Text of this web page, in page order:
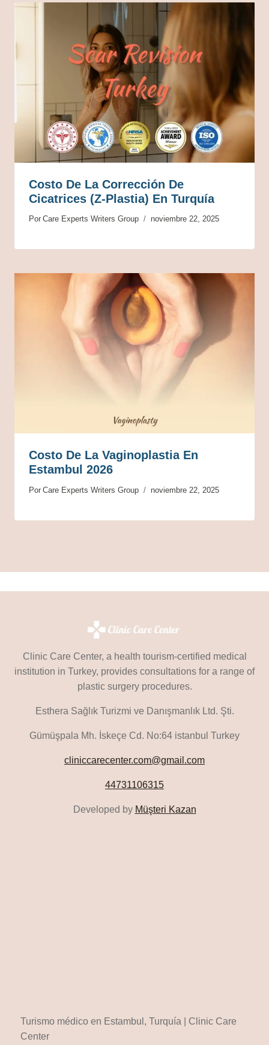
Costo De La Corrección De
Cicatrices (Z-Plastia) En Turquía
Por Care Experts Writers Group noviembre 22, 2025
Costo De La Vaginoplastia En
Estambul 2026
Por Care Experts Writers Group noviembre 22, 2025
Clinic Care Center, a health tourism-certified medical
institution in Turkey, provides consultations for a range of
plastic surgery procedures.
Esthera Sağlık Turizmi ve Danışmanlık Ltd. Şti.
Gümüşpala Mh. İskeçe Cd. No:64 istanbul Turkey
cliniccarecenter.com@gmail.com
44731106315
Developed by Müşteri Kazan
Turismo médico en Estambul, Turquía | Clinic Care
Center